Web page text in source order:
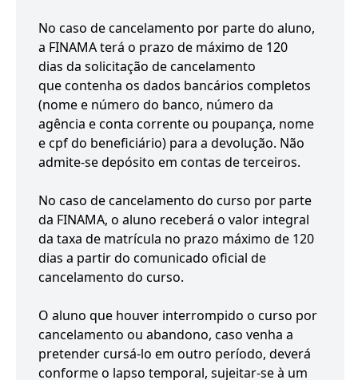
No caso de cancelamento por parte do aluno,
a FINAMA terá o prazo de máximo de 120
dias da solicitação de cancelamento
que contenha os dados bancários completos
(nome e número do banco, número da
agência e conta corrente ou poupança, nome
e cpf do beneficiário) para a devolução. Não
admite-se depósito em contas de terceiros.
No caso de cancelamento do curso por parte
da FINAMA, o aluno receberá o valor integral
da taxa de matrícula no prazo máximo de 120
dias a partir do comunicado oficial de
cancelamento do curso.
O aluno que houver interrompido o curso por
cancelamento ou abandono, caso venha a
pretender cursá-lo em outro período, deverá
conforme o lapso temporal, sujeitar-se à um